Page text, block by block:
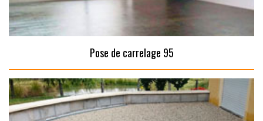
Pose de carrelage 95